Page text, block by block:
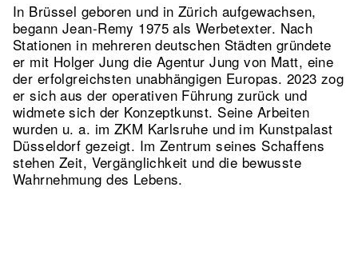
In Brüssel geboren und in Zürich aufgewachsen,
begann Jean-Remy 1975 als Werbetexter. Nach
Stationen in mehreren deutschen Städten gründete
er mit Holger Jung die Agentur Jung von Matt, eine
der erfolgreichsten unabhängigen Europas. 2023 zog
er sich aus der operativen Führung zurück und
widmete sich der Konzeptkunst. Seine Arbeiten
wurden u. a. im ZKM Karlsruhe und im Kunstpalast
Düsseldorf gezeigt. Im Zentrum seines Schaffens
stehen Zeit, Vergänglichkeit und die bewusste
Wahrnehmung des Lebens.